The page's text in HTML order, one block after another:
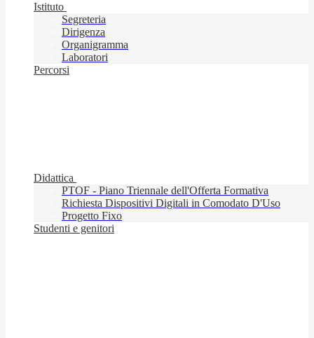
Istituto
Segreteria
Dirigenza
Organigramma
Laboratori
Percorsi
Didattica
PTOF - Piano Triennale dell'Offerta Formativa
Richiesta Dispositivi Digitali in Comodato D'Uso
Progetto Fixo
Studenti e genitori